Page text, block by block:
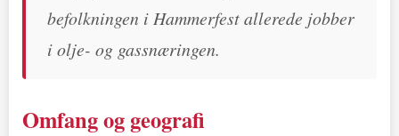
befolkningen i Hammerfest allerede jobber
i olje- og gassnæringen.
Omfang og geografi